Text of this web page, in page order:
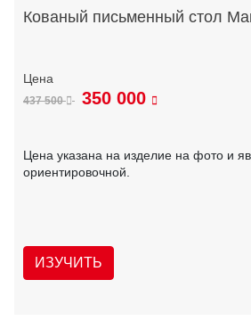
Кованый письменный стол
437 500 350 000
Цена указана на изделие на фото и
ориентировочной.
ИЗУЧИТЬ